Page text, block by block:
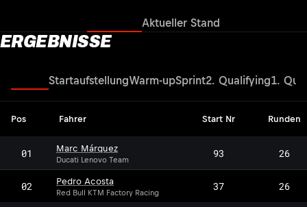
Aktueller Stand
ERGEBNISSE
StartaufstellungWarm-upSprint2. Qualifying1.
Pos Fahrer Start Nr Runden
01 Marc Márquez
Ducati Lenovo Team 93 26
02 Pedro Acosta
Red Bull KTM Factory Racing 37 26